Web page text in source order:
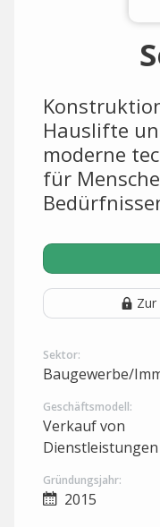
Hauslifte
moderne
für
Zur
Sektor:
Baugewerbe/
Geschäftsmodell:
Verkauf von
Dienstleistungen
Gründungsjahr:
2015